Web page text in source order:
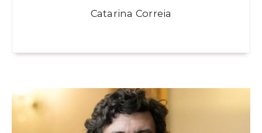
Catarina Correia